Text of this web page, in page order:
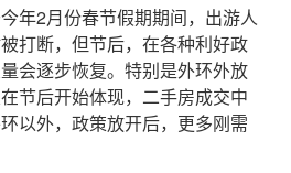
2月份春节假期期间，出游人
打断，但节后，在各种利好政
会逐步恢复。特别是外环外放
节后开始体现，二手房成交中
以外，政策放开后，更多刚需